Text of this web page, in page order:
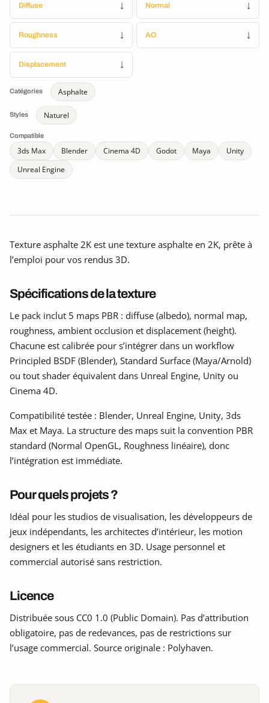
Diffuse ↓ Normal ↓
Roughness ↓ AO ↓
Displacement ↓
Catégories Asphalte
Styles Naturel
Compatible
3ds Max Blender Cinema 4D Godot Maya
Unity
Unreal Engine
Texture asphalte 2K est une texture asphalte en 2K, prête à
l’emploi pour vos rendus 3D.
Spécifications de la texture
Le pack inclut 5 maps PBR : diffuse (albedo), normal map,
roughness, ambient occlusion et displacement (height).
Chacune est calibrée pour s’intégrer dans un workflow
Principled BSDF (Blender), Standard Surface (Maya/Arnold)
ou tout shader équivalent dans Unreal Engine, Unity ou
Cinema 4D.
Compatibilité testée : Blender, Unreal Engine, Unity, 3ds
Max et Maya. La structure des maps suit la convention PBR
standard (Normal OpenGL, Roughness linéaire), donc
l’intégration est immédiate.
Pour quels projets ?
Idéal pour les studios de visualisation, les développeurs de
jeux indépendants, les architectes d’intérieur, les motion
designers et les étudiants en 3D. Usage personnel et
commercial autorisé sans restriction.
Licence
Distribuée sous CC0 1.0 (Public Domain). Pas d’attribution
obligatoire, pas de redevances, pas de restrictions sur
l’usage commercial. Source originale : Polyhaven.